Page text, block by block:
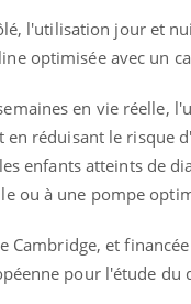
l'utilisation jour et
optimisée avec un
en vie réelle,
réduisant le risque
enfants atteints de
ou à une pompe
Cambridge, et
pour l'étude du